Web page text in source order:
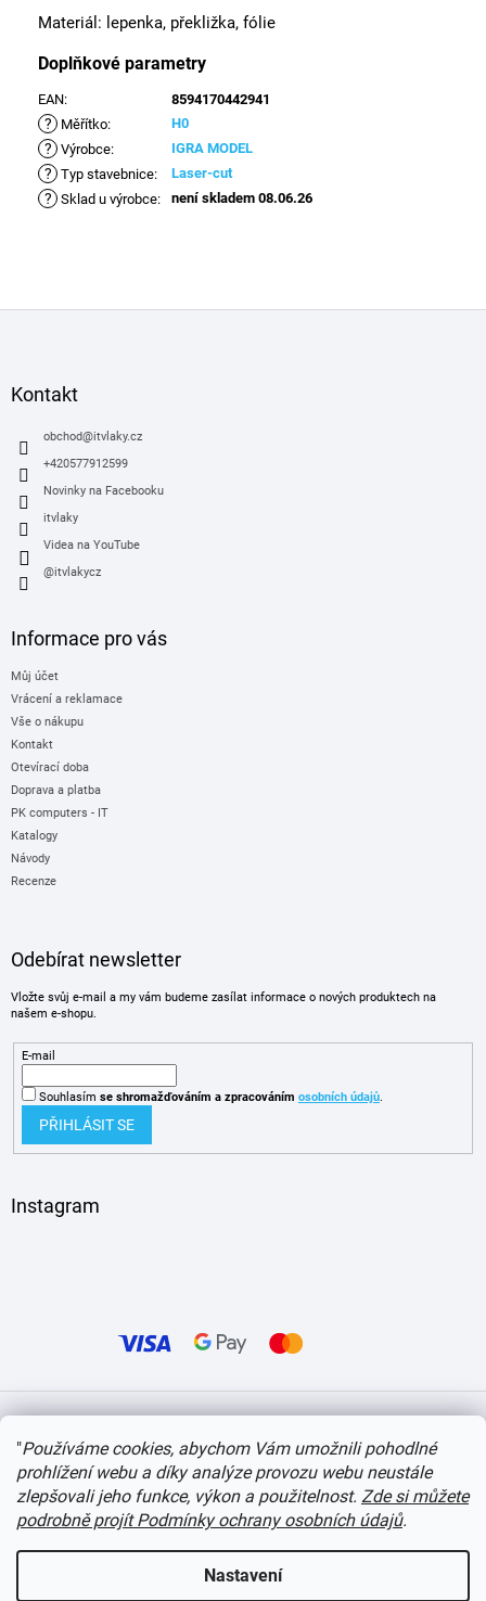
"Používáme cookies, abychom Vám umožnili pohodlné
prohlížení webu a díky analýze provozu webu neustále
zlepšovali jeho funkce, výkon a použitelnost. Zde si můžete
podrobně projít Podmínky ochrany osobních údajů.
Nastavení
Materiál: lepenka, překližka, fólie
Doplňkové parametry
EAN: 8594170442941
? Měřítko: H0
? Výrobce: IGRA MODEL
? Typ stavebnice: Laser-cut
? Sklad u výrobce: není skladem 08.06.26
Kontakt
obchod@itvlaky.cz
+420577912599
Novinky na Facebooku
itvlaky
Videa na YouTube
@itvlakycz
Informace pro vás
Můj účet
Vrácení a reklamace
Vše o nákupu
Kontakt
Otevírací doba
Doprava a platba
PK computers - IT
Katalogy
Návody
Recenze
Odebírat newsletter
Vložte svůj e-mail a my vám budeme zasílat informace o nových produktech na
našem e-shopu.
E-mail
Souhlasím se shromažďováním a zpracováním osobních údajů.
PŘIHLÁSIT SE
Instagram
Copyright 2026itvlaky.cz . Všechna práva vyhrazena. Upravit nastavení cookies